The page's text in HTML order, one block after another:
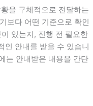
을 구체적으로 전달하는
보다 어떤 기준으로 확인
있는지, 진행 전 필요한
인 안내를 받을 수 있습니
는 안내받은 내용을 간단